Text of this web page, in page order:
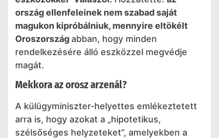
ország ellenfeleinek nem szabad saját
magukon kipróbálniuk, mennyire eltökélt
Oroszország abban, hogy minden
rendelkezésére álló eszközzel megvédje
magát.
Mekkora az orosz arzenál?
A külügyminiszter-helyettes emlékeztetett
arra is, hogy azokat a „hipotetikus,
szélsőséges helyzeteket”, amelyekben a